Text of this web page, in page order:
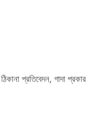
প্রতিবেদন, গাদা